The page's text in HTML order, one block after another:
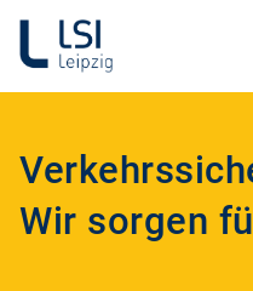
Wir sorgen